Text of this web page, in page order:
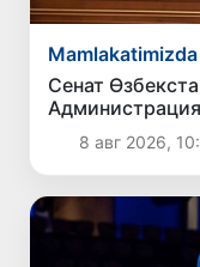
Mamlakatimizda
Сенат
ҳаққындағы
мақуллады
8 авг 2026,